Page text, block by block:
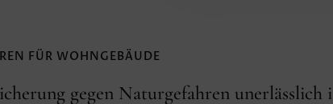
FÜR WOHNGEBÄUDE
gegen Naturgefahren unerlässlich